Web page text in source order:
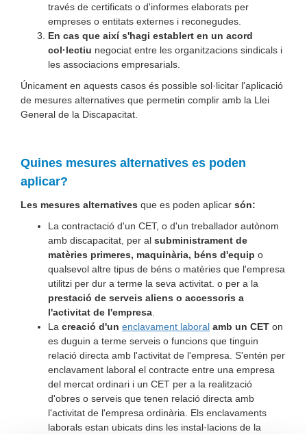
través de certificats o d'informes elaborats per
empreses o entitats externes i reconegudes.
En cas que així s'hagi establert en un acord
col·lectiu negociat entre les organitzacions sindicals i
les associacions empresarials.
Únicament en aquests casos és possible sol·licitar l'aplicació
de mesures alternatives que permetin complir amb la Llei
General de la Discapacitat.
Quines mesures alternatives es poden
aplicar?
Les mesures alternatives que es poden aplicar són:
La contractació d'un CET, o d'un treballador autònom
amb discapacitat, per al subministrament de
matèries primeres, maquinària, béns d'equip o
qualsevol altre tipus de béns o matèries que l'empresa
utilitzi per dur a terme la seva activitat. o per a la
prestació de serveis aliens o accessoris a
l'activitat de l'empresa
La creació d'un enclavament laboral amb un CET on
es duguin a terme serveis o funcions que tinguin
relació directa amb l'activitat de l'empresa. S'entén per
enclavament laboral el contracte entre una empresa
del mercat ordinari i un CET per a la realització
d'obres o serveis que tenen relació directa amb
l'activitat de l'empresa ordinària. Els enclavaments
laborals estan ubicats dins les instal·lacions de la